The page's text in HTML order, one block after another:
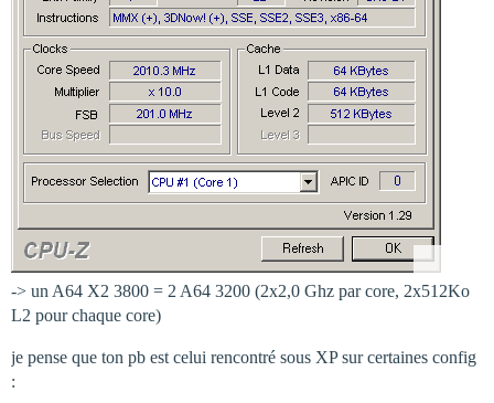
-> un A64 X2 3800 = 2 A64 3200 (2x2,0 Ghz par core, 2x512Ko
L2 pour chaque core)
je pense que ton pb est celui rencontré sous XP sur certaines config
: